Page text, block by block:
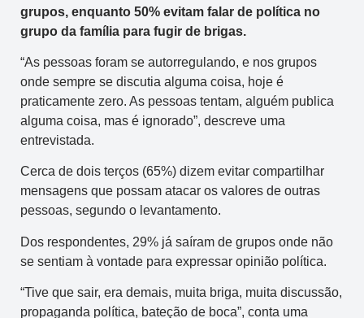
grupos, enquanto 50% evitam falar de política no
grupo da família para fugir de brigas.
“As pessoas foram se autorregulando, e nos grupos
onde sempre se discutia alguma coisa, hoje é
praticamente zero. As pessoas tentam, alguém publica
alguma coisa, mas é ignorado”, descreve uma
entrevistada.
Cerca de dois terços (65%) dizem evitar compartilhar
mensagens que possam atacar os valores de outras
pessoas, segundo o levantamento.
Dos respondentes, 29% já saíram de grupos onde não
se sentiam à vontade para expressar opinião política.
“Tive que sair, era demais, muita briga, muita discussão,
propaganda política, bateção de boca”, conta uma